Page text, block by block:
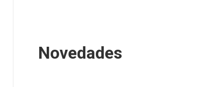
Novedades